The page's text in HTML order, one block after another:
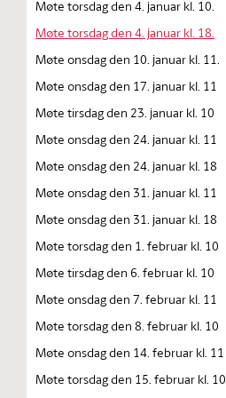
Møte torsdag den 4. januar kl. 10.
Møte torsdag den 4. januar kl. 18.
Møte onsdag den 10. januar kl. 11.
Møte onsdag den 17. januar kl. 11
Møte tirsdag den 23. januar kl. 10
Møte onsdag den 24. januar kl. 11
Møte onsdag den 24. januar kl. 18
Møte onsdag den 31. januar kl. 11
Møte onsdag den 31. januar kl. 18
Møte torsdag den 1. februar kl. 10
Møte tirsdag den 6. februar kl. 10
Møte onsdag den 7. februar kl. 11
Møte torsdag den 8. februar kl. 10
Møte onsdag den 14. februar kl. 11
Møte torsdag den 15. februar kl. 10